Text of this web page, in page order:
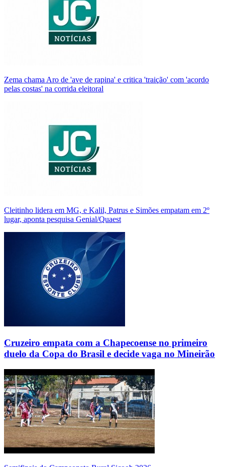
Zema chama Aro de 'ave de rapina' e critica 'traição' com 'acordo
pelas costas' na corrida eleitoral
Cleitinho lidera em MG, e Kalil, Patrus e Simões empatam em 2º
lugar, aponta pesquisa Genial/Quaest
Cruzeiro empata com a Chapecoense no primeiro
duelo da Copa do Brasil e decide vaga no Mineirão